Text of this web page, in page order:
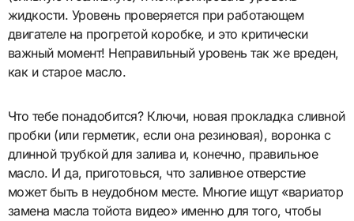
жидкости. Уровень проверяется при работающем
двигателе на прогретой коробке, и это критически
важный момент! Неправильный уровень так же вреден,
как и старое масло.
Что тебе понадобится? Ключи, новая прокладка сливной
пробки (или герметик, если она резиновая), воронка с
длинной трубкой для залива и, конечно, правильное
масло. И да, приготовься, что заливное отверстие
может быть в неудобном месте. Многие ищут «вариатор
замена масла тойота видео» именно для того, чтобы